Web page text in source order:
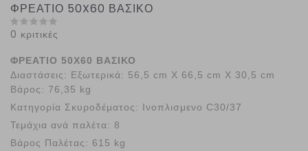
ΦΡΕΑΤΙΟ 50X60 ΒΑΣΙΚΟ
0 κριτικές
ΦΡΕΑΤΙΟ 50X60 ΒΑΣΙΚΟ
Διαστάσεις: Εξωτερικά: 56,5 cm X 66,5 cm X 30,5 cm
Βάρος: 76,35 kg
Κατηγορία Σκυροδέματος: Ινοπλισμενο C30/37
Τεμάχια ανά παλέτα: 8
Βάρος Παλέτας: 615 kg